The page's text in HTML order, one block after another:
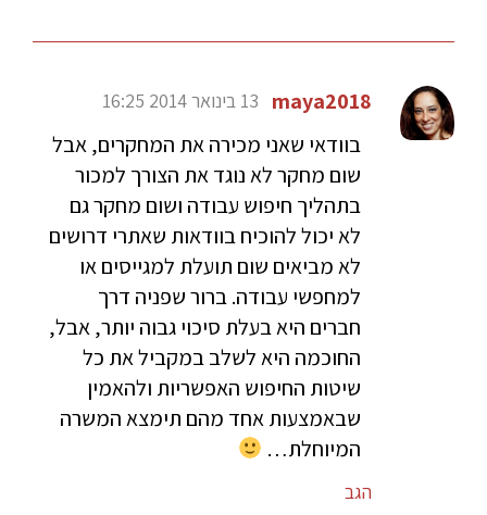
maya2018 13 בינואר 2014 16:25
בוודאי שאני מכירה את המחקרים, אבל
שום מחקר לא נוגד את הצורך למכור
בתהליך חיפוש עבודה ושום מחקר גם
לא יכול להוכיח בוודאות שאתרי דרושים
לא מביאים שום תועלת למגייסים או
למחפשי עבודה. ברור שפניה דרך
חברים היא בעלת סיכוי גבוה יותר, אבל,
החוכמה היא לשלב במקביל את כל
שיטות החיפוש האפשריות ולהאמין
שבאמצעות אחד מהם תימצא המשרה
המיוחלת…
הגב